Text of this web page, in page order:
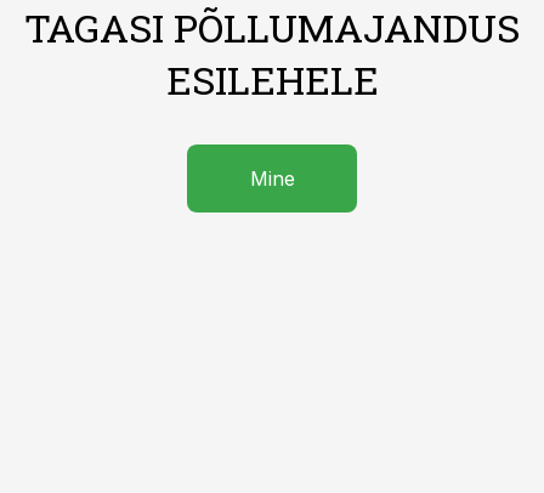
TAGASI PÕLLUMAJANDUS
ESILEHELE
Mine